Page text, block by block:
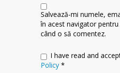
Salvează-mi numele,
în acest navigator
când o să comentez.
I have read and
Policy *